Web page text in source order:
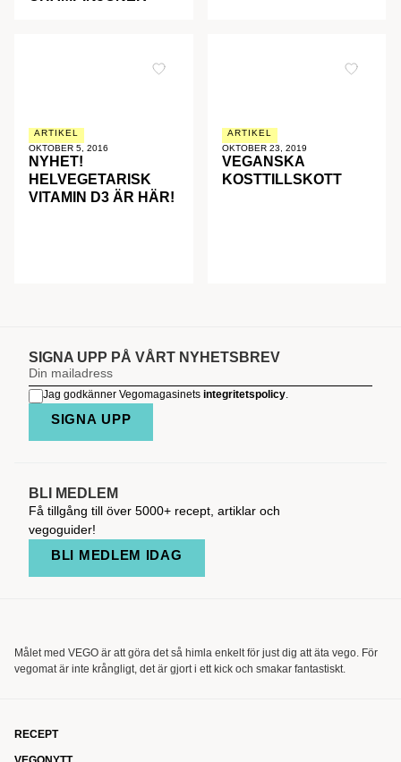
ARTIKEL
OKTOBER 5, 2016
NYHET!
HELVEGETARISK
VITAMIN D3 ÄR HÄR!
ARTIKEL
OKTOBER 23, 2019
VEGANSKA
KOSTTILLSKOTT
SIGNA UPP PÅ VÅRT NYHETSBREV
Jag godkänner Vegomagasinets integritetspolicy.
SIGNA UPP
BLI MEDLEM
Få tillgång till över 5000+ recept, artiklar och
vegoguider!
BLI MEDLEM IDAG
Målet med VEGO är att göra det så himla enkelt för just dig att äta vego. För
vegomat är inte krångligt, det är gjort i ett kick och smakar fantastiskt.
RECEPT